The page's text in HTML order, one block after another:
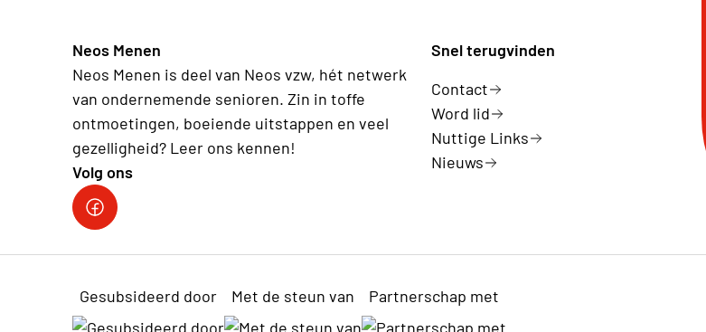
Neos Menen
Neos Menen is deel van Neos vzw, hét netwerk
van ondernemende senioren. Zin in toffe
ontmoetingen, boeiende uitstappen en veel
gezelligheid? Leer ons kennen!
Volg ons
Snel terugvinden
Contact
Word lid
Nuttige Links
Nieuws
Gesubsideerd door Met de steun van Partnerschap met